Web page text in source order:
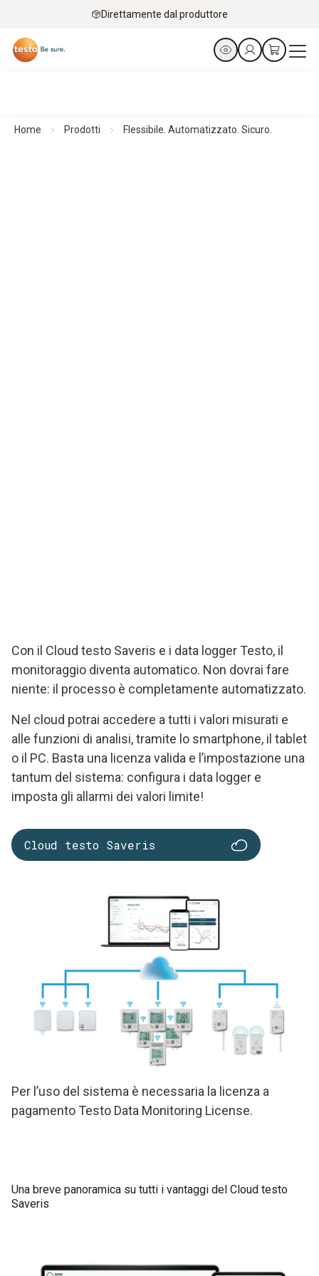
Direttamente dal produttore
Home Prodotti Flessibile. Automatizzato. Sicuro.
Con il Cloud testo Saveris e i data logger Testo, il
monitoraggio diventa automatico. Non dovrai fare
niente: il processo è completamente automatizzato.
Nel cloud potrai accedere a tutti i valori misurati e
alle funzioni di analisi, tramite lo smartphone, il tablet
o il PC. Basta una licenza valida e l’impostazione una
tantum del sistema: configura i data logger e
imposta gli allarmi dei valori limite!
Cloud testo Saveris
Per l’uso del sistema è necessaria la licenza a
pagamento Testo Data Monitoring License.
Una breve panoramica su tutti i vantaggi del Cloud testo
Saveris